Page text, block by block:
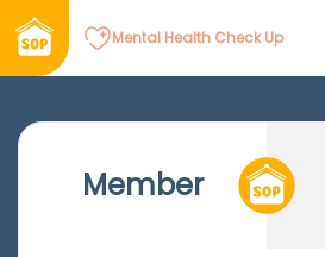
Mental Health Check Up
Member